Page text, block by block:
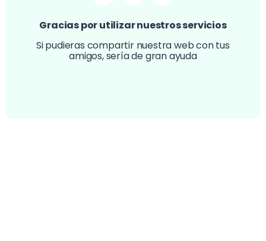
Gracias por utilizar nuestros servicios
Si pudieras compartir nuestra web con tus
amigos, sería de gran ayuda